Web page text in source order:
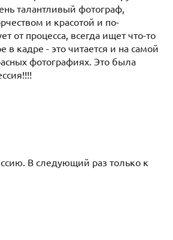
талантливый фотограф,
и красотой и по-
от процесса, всегда ищет что-то
в кадре - это читается и на самой
фотографиях. Это была
В следующий раз только к